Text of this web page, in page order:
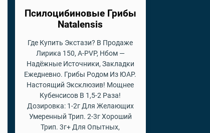
Псилоцибиновые Грибы
Natalensis
Где Купить Экстази? В Продаже
Лирика 150, A-PVP, Нбом —
Надёжные Источники, Закладки
Ежедневно. Грибы Родом Из ЮАР.
Настоящий Эксклюзив! Мощнее
Кубенсисов В 1,5-2 Раза!
Дозировка: 1-2г Для Желающих
Умеренный Трип. 2-3г Хороший
Трип. 3г+ Для Опытных,